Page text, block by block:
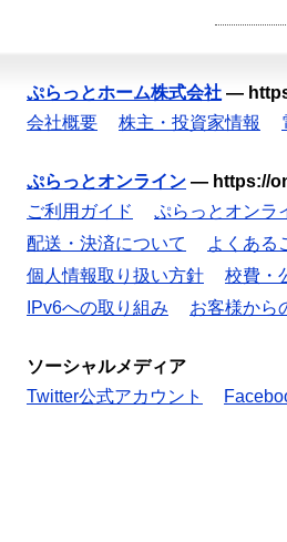
ぷらっとホーム株式会社 —
会社概要
株主・投資家情報
ぷらっとオンライン — https://
ご利用ガイド
ぷらっとオンラ
配送・決済について
よくある
個人情報取り扱い方針
校費・
IPv6への取り組み
お客様から
ソーシャルメディア
Twitter公式アカウント